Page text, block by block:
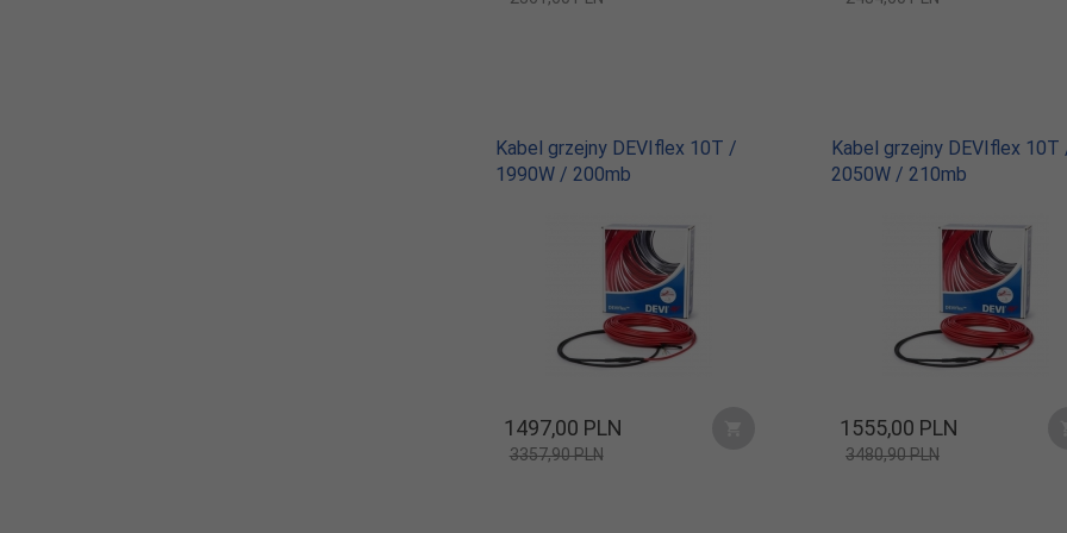
Kabel grzejny DEVIflex 10T /
1990W / 200mb
1497,00 PLN
3357,90 PLN
Kabel grzejny DEVIflex 10T
2050W / 210mb
1555,00 PLN
3480,90 PLN